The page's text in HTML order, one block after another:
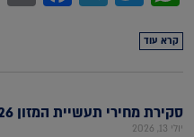
קרא עוד
סקירת מחירי תעשיית המזון 1.7.2026
יולי 13, 2026